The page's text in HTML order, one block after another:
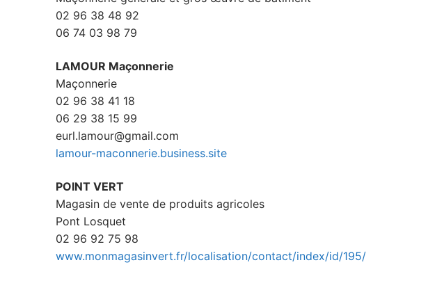
02 96 38 48 92
06 74 03 98 79
LAMOUR Maçonnerie
Maçonnerie
02 96 38 41 18
06 29 38 15 99
eurl.lamour@gmail.com
lamour-maconnerie.business.site
POINT VERT
Magasin de vente de produits agricoles
Pont Losquet
02 96 92 75 98
www.monmagasinvert.fr/localisation/contact/index/id/195/